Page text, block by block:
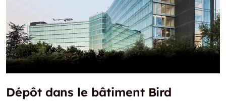
Dépôt dans le bâtiment Bird